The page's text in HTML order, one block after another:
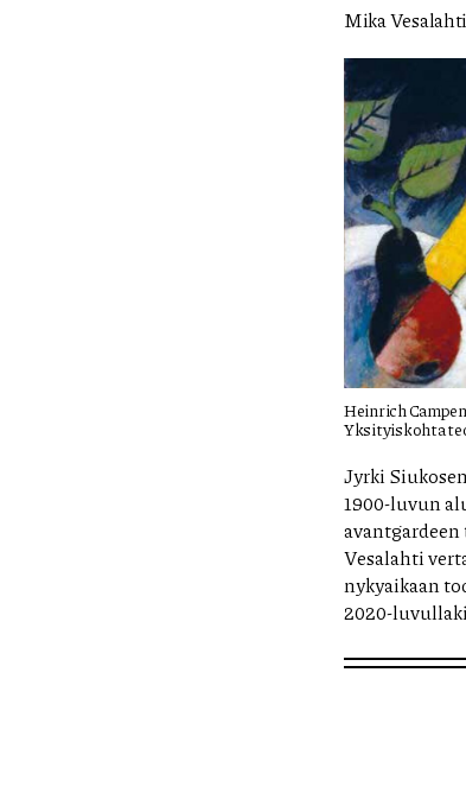
Mika Vesalahti
Heinrich
Yksityiskohta
Jyrki
1900-luvun
Vesalahti
nykyaikaan
2020-